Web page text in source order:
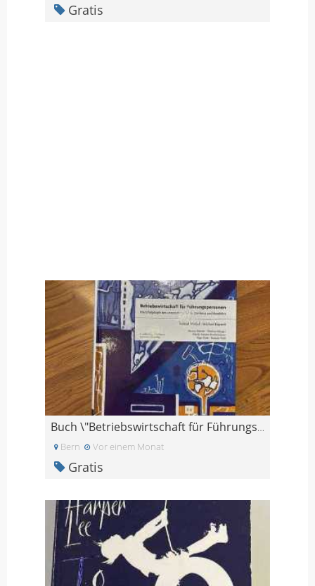
Gratis
Buch \"Betriebswirtschaft für Führungspersonen\"
Bern Vor einem Monat
Gratis